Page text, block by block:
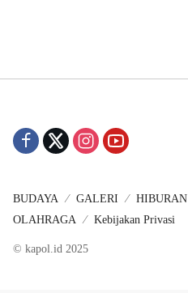
BUDAYA GALERI HIBURAN
OLAHRAGA
Kebijakan Privasi
© kapol.id 2025